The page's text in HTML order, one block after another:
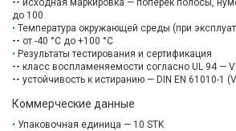
-- исходная маркировка — поперек полосы,
до 100
Температура окружающей среды (при
-- от -40 °C до +100 °C
Результаты тестирования и сертификация
-- класс воспламеняемости согласно UL 94 —
-- устойчивость к истиранию — DIN EN 61010-1
Коммерческие данные
Упаковочная единица — 10 STK